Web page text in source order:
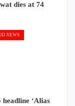
dies at 74
NEWS
‘Alias